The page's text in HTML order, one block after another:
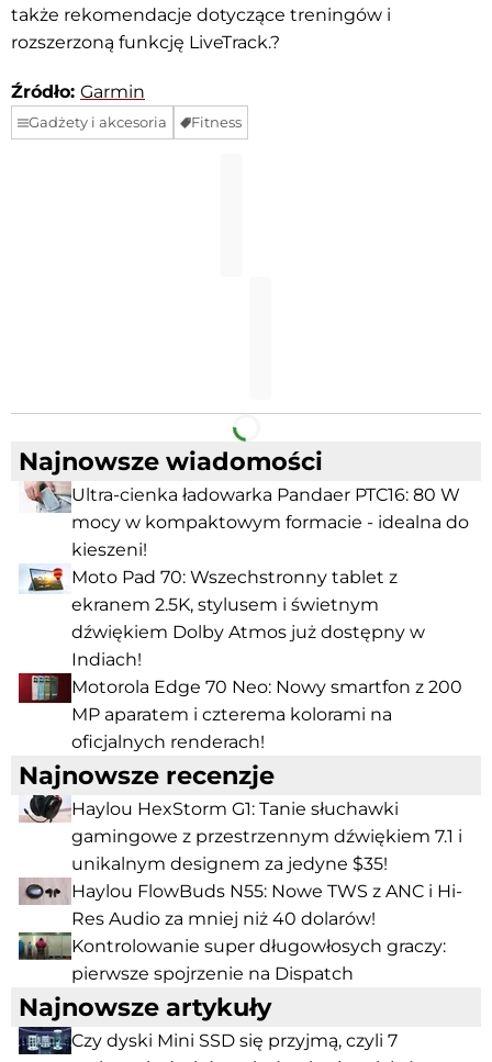
także rekomendacje dotyczące treningów i
rozszerzoną funkcję LiveTrack.?
Źródło: Garmin
Gadżety i akcesoria Fitness
Facebook Telegram
Najnowsze wiadomości
Ultra-cienka ładowarka Pandaer PTC16: 80 W
mocy w kompaktowym formacie - idealna do
kieszeni!
Moto Pad 70: Wszechstronny tablet z
ekranem 2.5K, stylusem i świetnym
dźwiękiem Dolby Atmos już dostępny w
Indiach!
Motorola Edge 70 Neo: Nowy smartfon z 200
MP aparatem i czterema kolorami na
oficjalnych renderach!
Najnowsze recenzje
Haylou HexStorm G1: Tanie słuchawki
gamingowe z przestrzennym dźwiękiem 7.1 i
unikalnym designem za jedyne $35!
Haylou FlowBuds N55: Nowe TWS z ANC i Hi-
Res Audio za mniej niż 40 dolarów!
Kontrolowanie super długowłosych graczy:
pierwsze spojrzenie na Dispatch
Najnowsze artykuły
Czy dyski Mini SSD się przyjmą, czyli 7